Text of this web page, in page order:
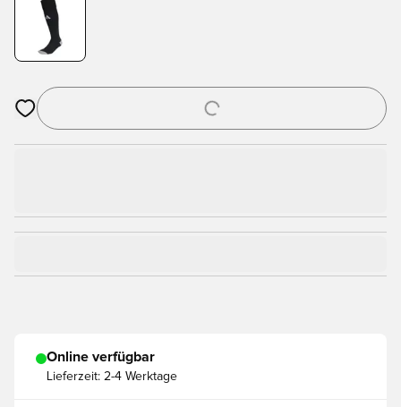
Öffnet ein Fenster zum Anmelden oder Registrieren als
Online verfügbar
Lieferzeit: 2-4 Werktage